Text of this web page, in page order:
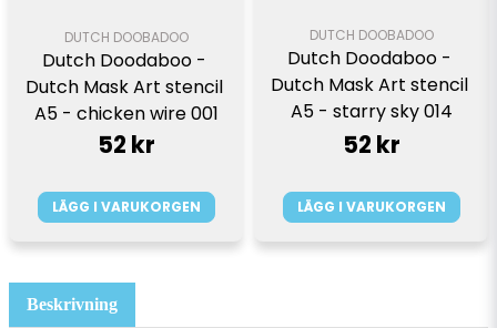
Beskrivning
DUTCH DOOBADOO
Dutch Doodaboo -
Dutch Mask Art stencil
A5 - chicken wire 001
52 kr
LÄGG I VARUKORGEN
DUTCH DOOBADOO
Dutch Doodaboo -
Dutch Mask Art stencil
A5 - starry sky 014
52 kr
LÄGG I VARUKORGEN